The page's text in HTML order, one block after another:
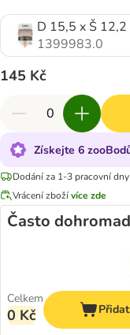
D 15,5 x Š 12,2
1399983.0
145 Kč
Získejte 6
Dodání za 1-3 pracovní dny
Vrácení zbožívíce zde
Často
Celkem
0 Kč